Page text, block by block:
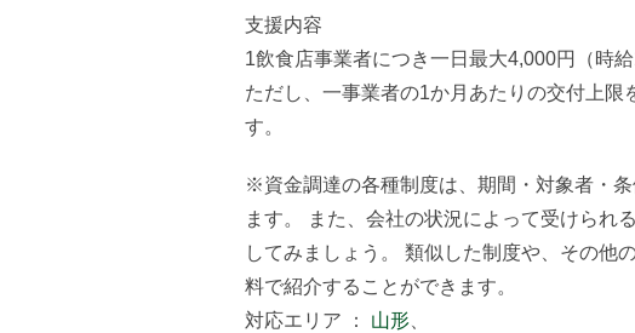
支援内容
1飲食店事業者につき一日最大4,000円（時
ただし、一事業者の1か月あたりの交付上限
す。
※資金調達の各種制度は、期間・対象者・
ます。 また、会社の状況によって受けられ
してみましょう。 類似した制度や、その他
料で紹介することができます。
対応エリア ： 山形